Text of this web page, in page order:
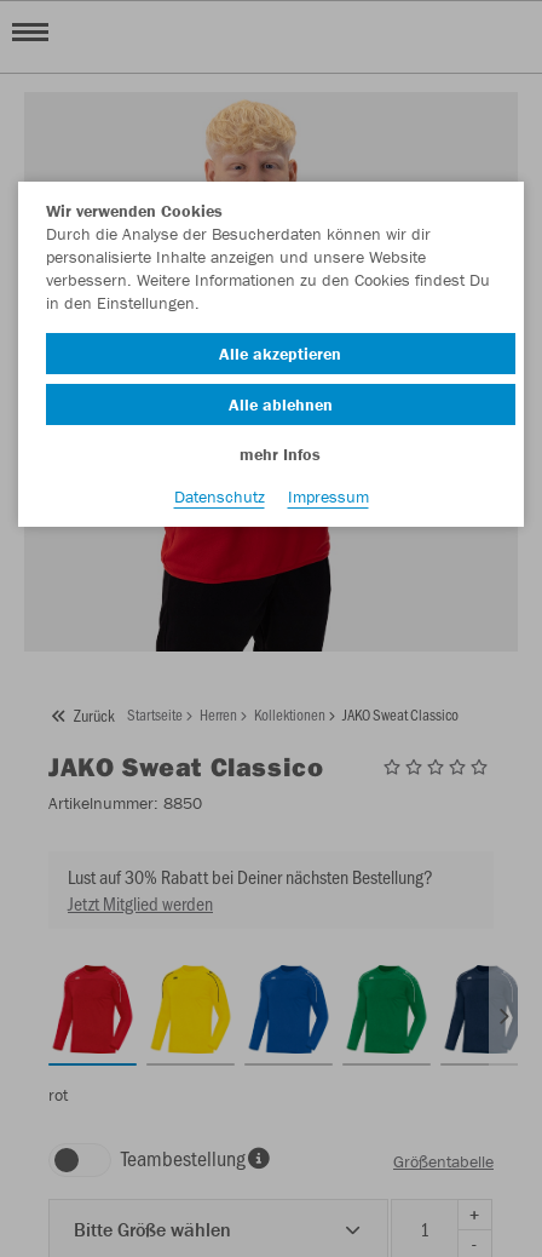
Zurück Startseite Herren Kollektionen JAKO Sweat Classico
JAKO Sweat Classico
Artikelnummer: 8850
Lust auf 30% Rabatt bei Deiner nächsten Bestellung?
Jetzt Mitglied werden
rot
Teambestellung Größentabelle
Bitte Größe wählen
+
-
Wir verwenden Cookies
Durch die Analyse der Besucherdaten können wir dir
personalisierte Inhalte anzeigen und unsere Website
verbessern. Weitere Informationen zu den Cookies findest Du
in den Einstellungen.
Alle akzeptieren
Alle ablehnen
mehr Infos
Datenschutz
Impressum